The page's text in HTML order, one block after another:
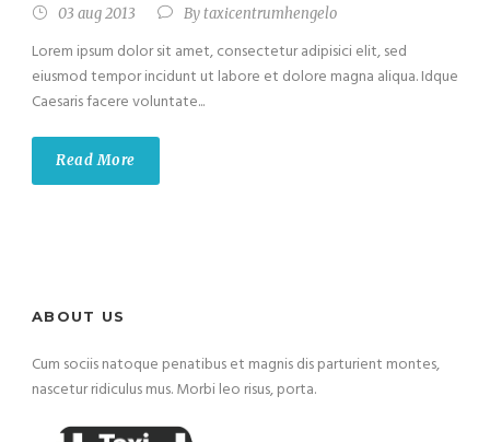
03 aug 2013 Bytaxicentrumhengelo
Lorem ipsum dolor sit amet, consectetur adipisici elit, sed
eiusmod tempor incidunt ut labore et dolore magna aliqua. Idque
Caesaris facere voluntate...
Read More
ABOUT US
Cum sociis natoque penatibus et magnis dis parturient montes,
nascetur ridiculus mus. Morbi leo risus, porta.